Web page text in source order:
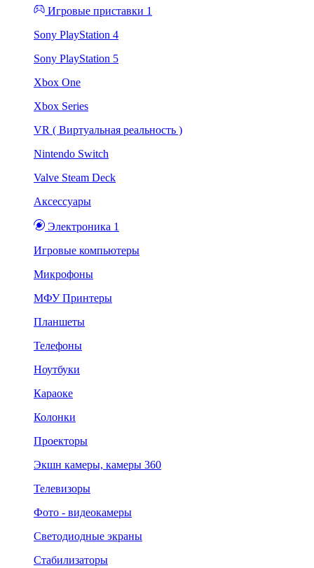
Игровые приставки 1
Sony PlayStation 4
Sony PlayStation 5
Xbox One
Xbox Series
VR ( Виртуальная реальность )
Nintendo Switch
Valve Steam Deck
Аксессуары
Электроника 1
Игровые компьютеры
Микрофоны
МФУ Принтеры
Планшеты
Телефоны
Ноутбуки
Караоке
Колонки
Проекторы
Экшн камеры, камеры 360
Телевизоры
Фото - видеокамеры
Светодиодные экраны
Стабилизаторы